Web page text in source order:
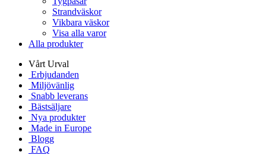
Strandväskor
Vikbara väskor
Visa alla varor
Alla produkter
Vårt Urval
Erbjudanden
Miljövänlig
Snabb leverans
Bästsäljare
Nya produkter
Made in Europe
Blogg
FAQ